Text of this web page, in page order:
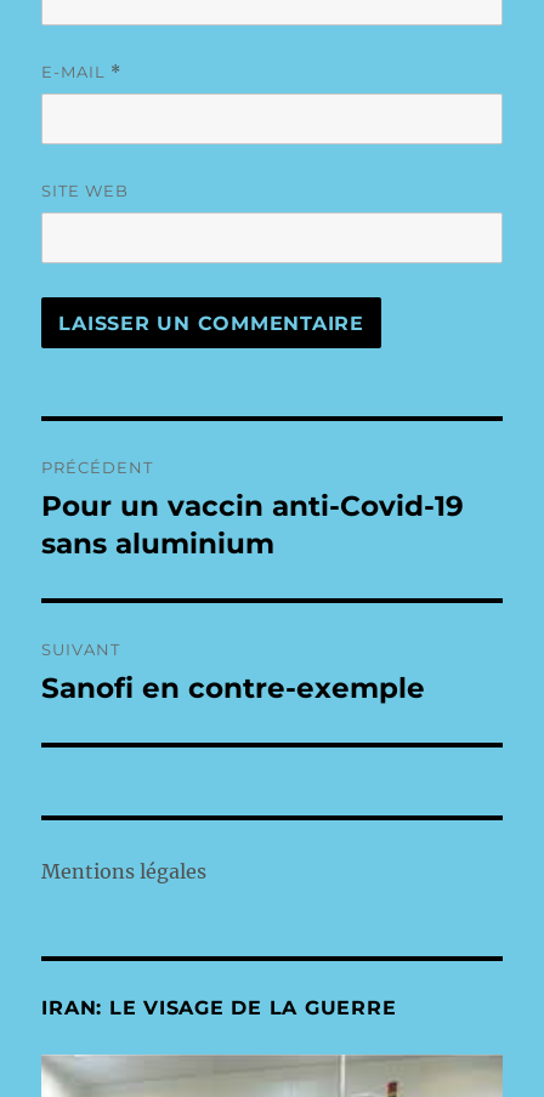
E-MAIL *
SITE WEB
de
l’article
PRÉCÉDENT
Publication
précédente :
Pour un vaccin anti-Covid-19
sans aluminium
SUIVANT
Publication
Sanofi en contre-exemple
Mentions légales
IRAN: LE VISAGE DE LA GUERRE